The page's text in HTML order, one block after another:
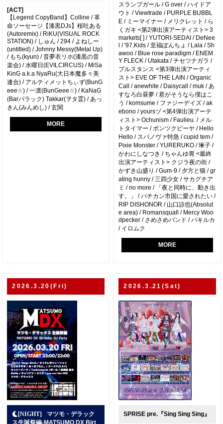
[ACT]
【Legend CopyBand】Colline / 革
命ソーセージ【漆黒DJs】桜吐ある
(Autoremix) / RiKU(VISUAL ROCK
STATION) / しゅん / 294 / よねしー
(untitled) / Johnny Messy(Metal Up)
/ もち(kyun) / 音夢衣リホ(漆黒の音
楽会) / 水曜日(EVILCIRCUS) / MiSa
KinG a.k.a NyaRu(大日本魔多々美
連合) / アルティメットちぃず(BunG
eee☆) / 一凛(BunGeee☆) / KaNaG
(Barバラック) Takkar(ヲタ霊) / あっ
きん(みんめし) / 玄関
MORE
スランプガール / G over / ハイドア
ウト / Viewtrade / PURPLE BUBBL
E / ミーマイナー / メリクレット / ら
くガキ <第2弾出演アーティスト> 3
markets[ ] / YUTORI-SEDAI / DeNee
l / '97,Kids / 至福ぽんちょ / Lala / Sh
awoo / Blue rose paradigm / ENEM
Y FLECK / Utakata / チセツナガラ /
プルスタンス <第3弾出演アーティ
スト> EVE OF THE LAIN / Organic
Call / anewhite / Daisycall / muk / あ
すなろ白昼夢 / 君がそうなら僕はこ
う / komsume / ファジーデイズ / ak
ebono / yoursヅ <第4弾出演アーテ
ィスト> Ochunism / Faulieu. / メル
トタイマー / ポンツクピーヤ / Hello
Hello / スパノヴァ特急 / cupid tem /
Pixie Monster / YURERUKO / 琳子 /
かわにしなつき / ちゃんゆ胃 <最終
出演アーティスト> クジラ夜の街 /
かずき山盛り / Gum-9 / 夕方と猫 / gr
ating hunny / 三四少女 / サカグチア
ミ / no more / 「夜と同時に、動き出
す。」 / バチカン市国に愛されたい /
RIP DISHONOR / 山口諒也(Absolut
e area) / Romansquall / Mercy Woo
dpecker / さめさめバンド / パキルカ
/ イロムク
MORE
2026.3.20(Fri)
マツモ・デラック
2026.3.21(Sat)
SPRISE pre.『Sing Sing Sing』